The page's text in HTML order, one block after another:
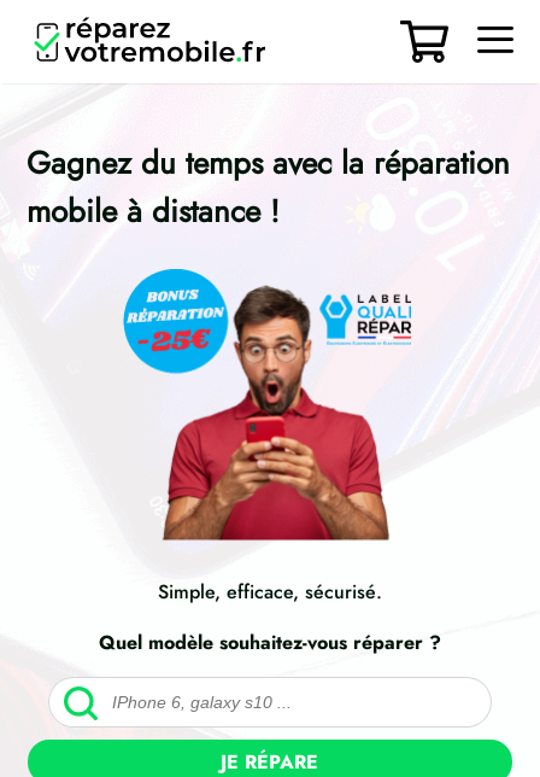
contenu
Gagnez du tempsavec la réparation
mobile à distance !
Simple, efficace, sécurisé.
Quel modèle souhaitez-vous réparer ?
JE RÉPARE